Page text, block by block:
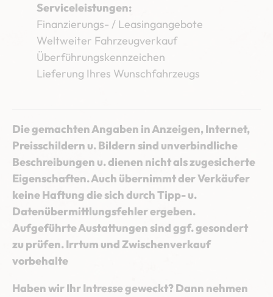
Serviceleistungen:
Finanzierungs- / Leasingangebote
Weltweiter Fahrzeugverkauf
Überführungskennzeichen
Lieferung Ihres Wunschfahrzeugs
Die gemachten Angaben in Anzeigen, Internet,
Preisschildern u. Bildern sind unverbindliche
Beschreibungen u. dienen nicht als zugesicherte
Eigenschaften. Auch übernimmt der Verkäufer
keine Haftung die sich durch Tipp- u.
Datenübermittlungsfehler ergeben.
Aufgeführte Austattungen sind ggf. gesondert
zu prüfen. Irrtum und Zwischenverkauf
vorbehalte
Haben wir Ihr Intresse geweckt? Dann nehmen